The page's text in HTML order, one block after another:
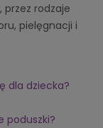
rodzaje
pielęgnacji i
dla dziecka?
poduszki?